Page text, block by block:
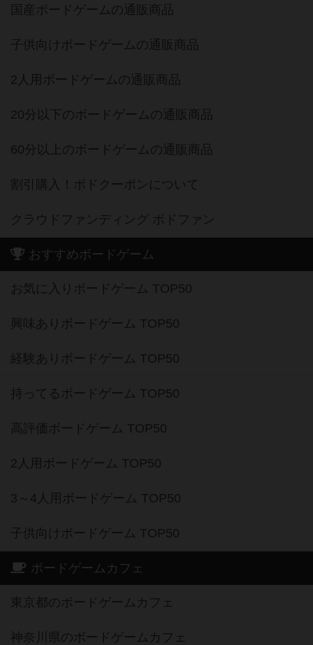
国産ボードゲームの通販商品
子供向けボードゲームの通販商品
2人用ボードゲームの通販商品
20分以下のボードゲームの通販商品
60分以上のボードゲームの通販商品
割引購入！ボドクーポンについて
クラウドファンディング ボドファン
おすすめボードゲーム
お気に入りボードゲーム TOP50
興味ありボードゲーム TOP50
経験ありボードゲーム TOP50
持ってるボードゲーム TOP50
高評価ボードゲーム TOP50
2人用ボードゲーム TOP50
3～4人用ボードゲーム TOP50
子供向けボードゲーム TOP50
ボードゲームカフェ
東京都のボードゲームカフェ
神奈川県のボードゲームカフェ